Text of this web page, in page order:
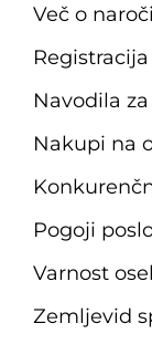
Več o
Navodila
Nakupi na
Pogoji
Varnost
Zemljevid